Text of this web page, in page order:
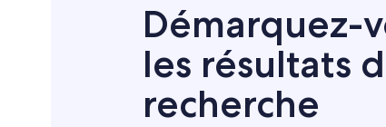
Démarquez-
les résultats
recherche